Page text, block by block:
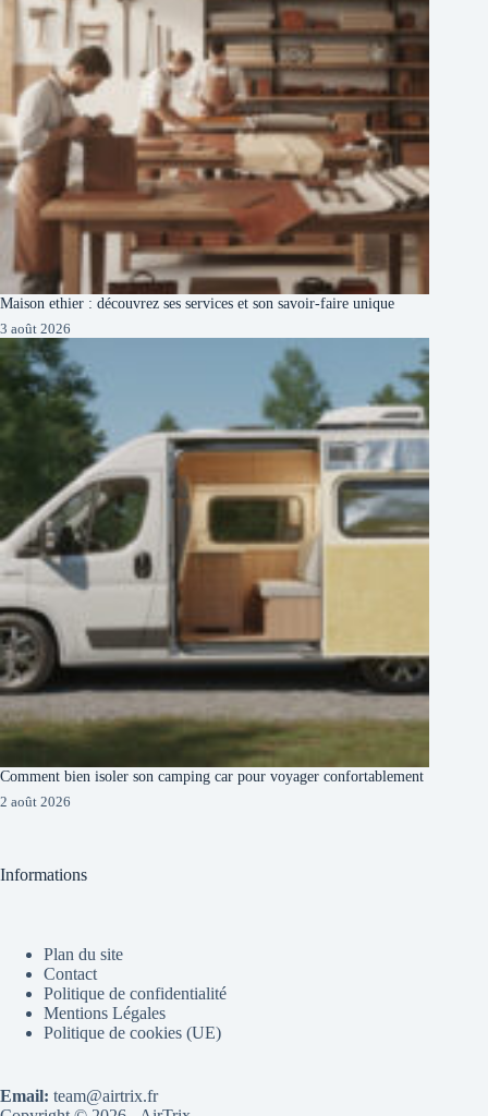
Maison ethier : découvrez ses services et son savoir-faire unique
3 août 2026
Comment bien isoler son camping car pour voyager confortablement
2 août 2026
Informations
Plan du site
Contact
Politique de confidentialité
Mentions Légales
Politique de cookies (UE)
Email: team@airtrix.fr